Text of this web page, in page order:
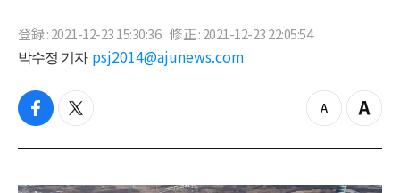
登録 : 2021-12-23 15:30:36 修正 : 2021-12-23 22:05:54
박수정 기자 psj2014@ajunews.com
f
c
b
t
i
t
z
o
o
Z
o
i